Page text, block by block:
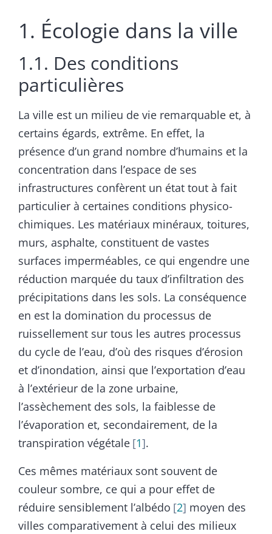
1. Écologie dans la ville
1.1. Des conditions
particulières
La ville est un milieu de vie remarquable et, à
certains égards, extrême. En effet, la
présence d’un grand nombre d’humains et la
concentration dans l’espace de ses
infrastructures confèrent un état tout à fait
particulier à certaines conditions physico-
chimiques. Les matériaux minéraux, toitures,
murs, asphalte, constituent de vastes
surfaces imperméables, ce qui engendre une
réduction marquée du taux d’infiltration des
précipitations dans les sols. La conséquence
en est la domination du processus de
ruissellement sur tous les autres processus
du cycle de l’eau, d’où des risques d’érosion
et d’inondation, ainsi que l’exportation d’eau
à l’extérieur de la zone urbaine,
l’assèchement des sols, la faiblesse de
l’évaporation et, secondairement, de la
transpiration végétale 1 .
Ces mêmes matériaux sont souvent de
couleur sombre, ce qui a pour effet de
réduire sensiblement l’albédo 2 moyen des
villes comparativement à celui des milieux